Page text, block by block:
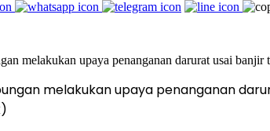
melakukan upaya penanganan